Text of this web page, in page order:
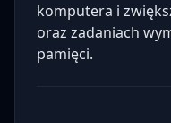
komputera i
oraz zadaniach
pamięci.